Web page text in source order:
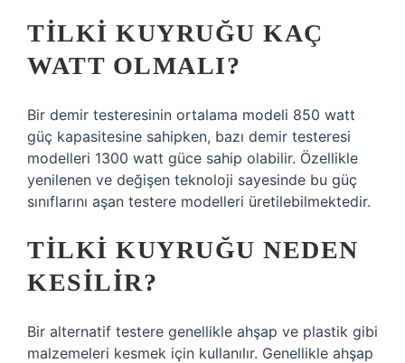
TILKI KUYRUĞU KAÇ
WATT OLMALI?
Bir demir testeresinin ortalama modeli 850 watt
güç kapasitesine sahipken, bazı demir testeresi
modelleri 1300 watt güce sahip olabilir. Özellikle
yenilenen ve değişen teknoloji sayesinde bu güç
sınıflarını aşan testere modelleri üretilebilmektedir.
TILKI KUYRUĞU NEDEN
KESILIR?
Bir alternatif testere genellikle ahşap ve plastik gibi
malzemeleri kesmek için kullanılır. Genellikle ahşap